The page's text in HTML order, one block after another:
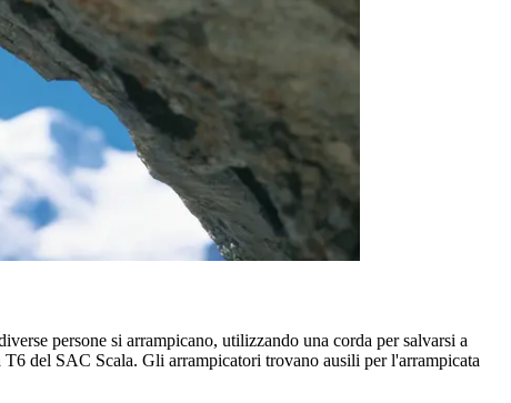
persone si arrampicano, utilizzando una corda per salvarsi a
del SAC Scala. Gli arrampicatori trovano ausili per l'arrampicata